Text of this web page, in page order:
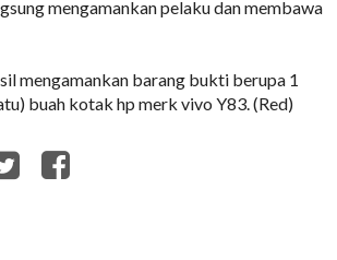
mengamankan pelaku dan membawa
mengamankan barang bukti berupa 1
buah kotak hp merk vivo Y83. (Red)